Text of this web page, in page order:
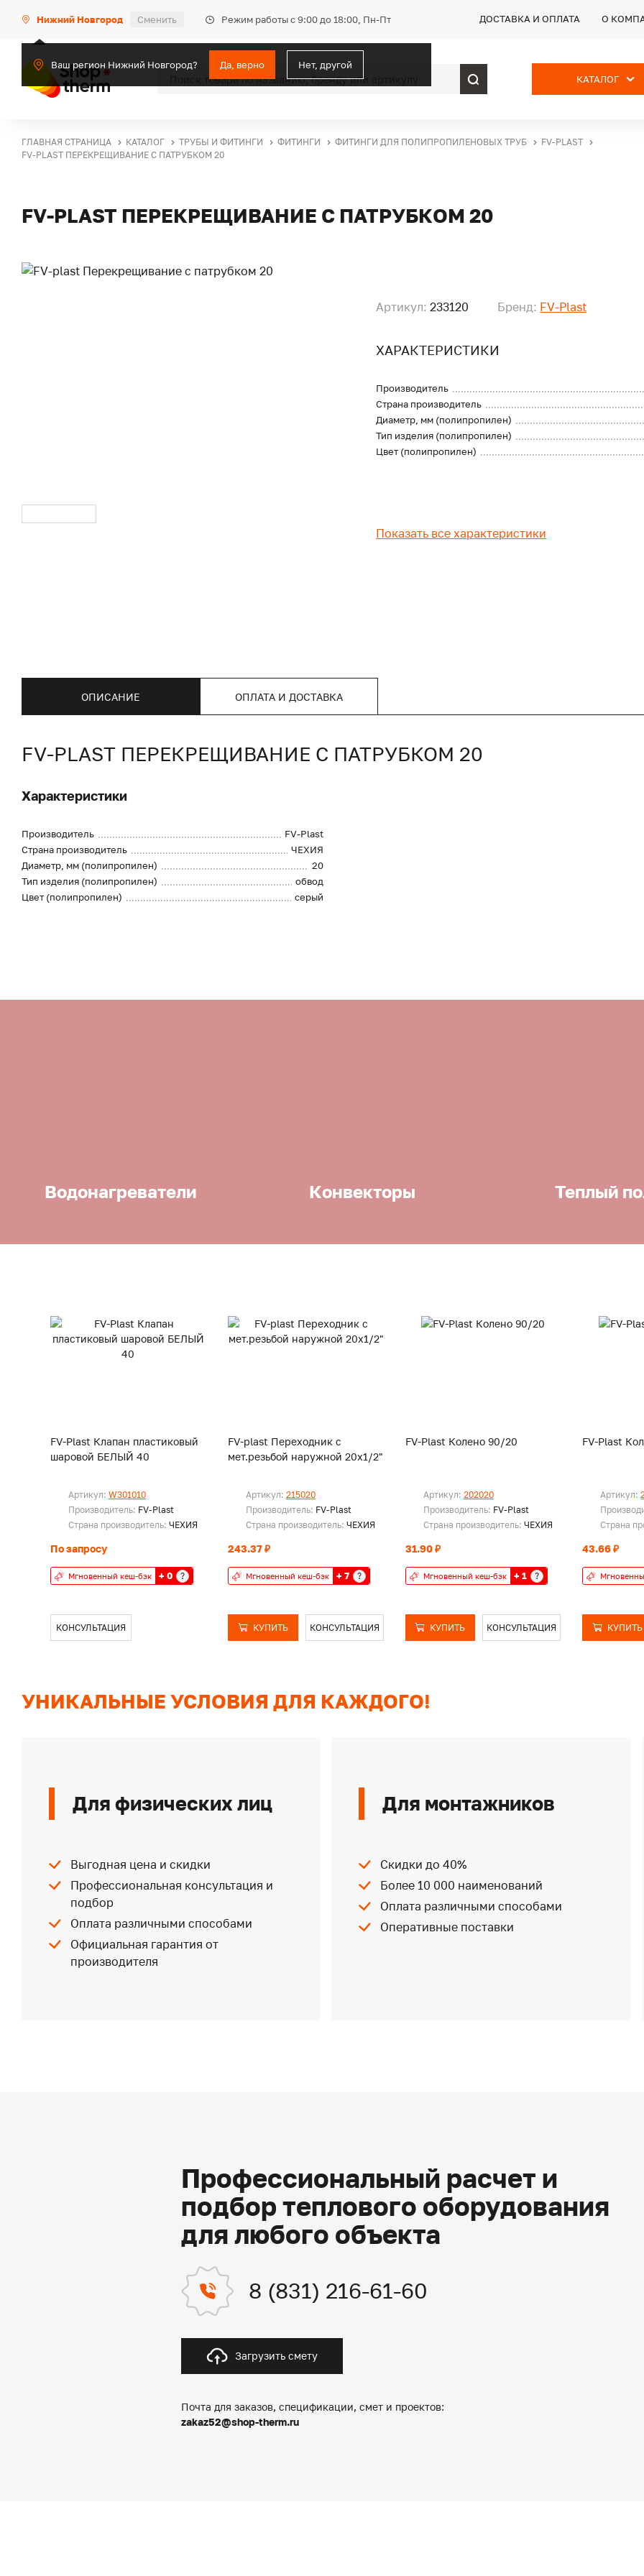
Нижний Новгород Сменить Режим работы с 9:00 до 18:00, Пн-Пт
Ваш регион Нижний Новгород? Да, верно Нет, другой
ДОСТАВКА И ОПЛАТА О
КАТАЛОГ
ГЛАВНАЯ СТРАНИЦА КАТАЛОГ ТРУБЫ И ФИТИНГИ ФИТИНГИ ФИТИНГИ ДЛЯ ПОЛИПРОПИЛЕНОВЫХ ТРУБ
FV-PLAST
FV-PLAST ПЕРЕКРЕЩИВАНИЕ С ПАТРУБКОМ 20
FV-PLAST ПЕРЕКРЕЩИВАНИЕ С ПАТРУБКОМ 20
Артикул: 233120 Бренд: FV-Plast
ХАРАКТЕРИСТИКИ
Производитель
Страна производитель
Диаметр, мм (полипропилен)
Тип изделия (полипропилен)
Цвет (полипропилен)
Показать все характеристики
ОПИСАНИЕ ОПЛАТА И ДОСТАВКА
FV-PLAST ПЕРЕКРЕЩИВАНИЕ С ПАТРУБКОМ 20
Характеристики
Производитель
FV-Plast
Страна производитель
ЧЕХИЯ
Диаметр, мм (полипропилен)
20
Тип изделия (полипропилен)
обвод
Цвет (полипропилен)
серый
Водонагреватели Конвекторы Теплый
FV-Plast Клапан пластиковый
шаровой БЕЛЫЙ 40
Артикул: W301010
Производитель: FV-Plast
Страна производитель: ЧЕХИЯ
По запросу
Мгновенный кеш-бэк + 0 ?
КОНСУЛЬТАЦИЯ
FV-plast Переходник с
мет.резьбой наружной 20х1/2"
Артикул: 215020
Производитель: FV-Plast
Страна производитель: ЧЕХИЯ
243.37 ₽
Мгновенный кеш-бэк + 7 ?
КУПИТЬ КОНСУЛЬТАЦИЯ
FV-Plast Колено 90/20
Артикул: 202020
Производитель: FV-Plast
Страна производитель: ЧЕХИЯ
31.90 ₽
Мгновенный кеш-бэк + 1 ?
КУПИТЬ КОНСУЛЬТАЦИЯ
FV-Plast
Артикул:
Страна
43.66 ₽
КУПИТЬ
УНИКАЛЬНЫЕ УСЛОВИЯ ДЛЯ КАЖДОГО!
Для физических лиц
Выгодная цена и скидки
Профессиональная консультация и
подбор
Оплата различными способами
Официальная гарантия от
производителя
Для монтажников
Скидки до 40%
Более 10 000 наименований
Оплата различными способами
Оперативные поставки
Профессиональный расчет и
подбор теплового оборудования
для любого объекта
8 (831) 216-61-60
Загрузить смету
Почта для заказов, спецификации, смет и проектов:
zakaz52@shop-therm.ru